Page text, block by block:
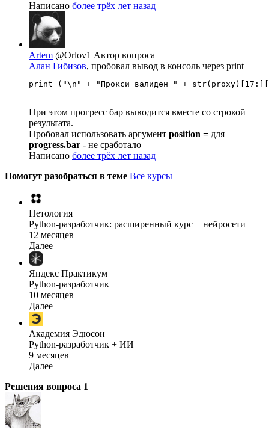
Написано более трёх лет назад
Artem @Orlov1 Автор вопроса
Алан Гибизов, пробовал вывод в консоль через print
print ("\n" + "Прокси валиден " +
При этом прогресс бар выводится вместе со строкой
результата.
Пробовал использовать аргумент position = для
progress.bar - не сработало
Написано более трёх лет назад
Помогут разобраться в теме Все курсы
Нетология
Python-разработчик: расширенный курс + нейросети
12 месяцев
Далее
Яндекс Практикум
Python-разработчик
10 месяцев
Далее
Академия Эдюсон
Python-разработчик + ИИ
9 месяцев
Далее
Решения вопроса 1